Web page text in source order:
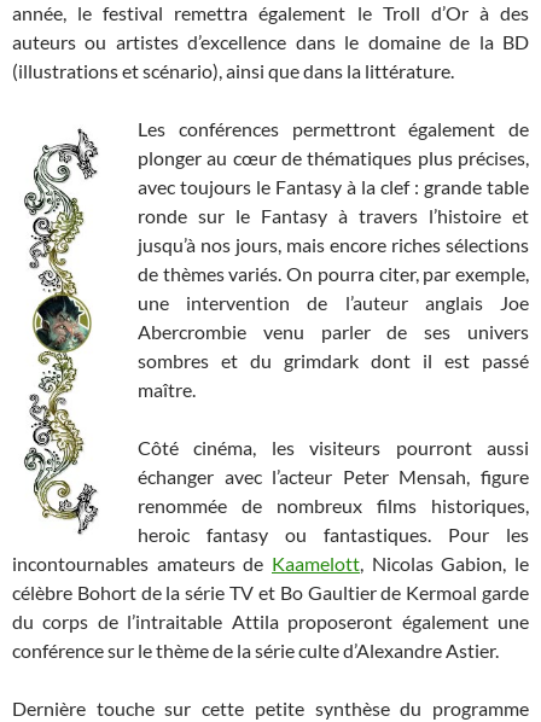
année, le festival remettra également le Troll d’Or à des
auteurs ou artistes d’excellence dans le domaine de la BD
(illustrations et scénario), ainsi que dans la littérature.
Les conférences permettront également de
plonger au cœur de thématiques plus précises,
avec toujours le Fantasy à la clef : grande table
ronde sur le Fantasy à travers l’histoire et
jusqu’à nos jours, mais encore riches sélections
de thèmes variés. On pourra citer, par exemple,
une intervention de l’auteur anglais Joe
Abercrombie venu parler de ses univers
sombres et du grimdark dont il est passé
maître.
Côté cinéma, les visiteurs pourront aussi
échanger avec l’acteur Peter Mensah, figure
renommée de nombreux films historiques,
heroic fantasy ou fantastiques. Pour les
incontournables amateurs de Kaamelott, Nicolas Gabion, le
célèbre Bohort de la série TV et Bo Gaultier de Kermoal garde
du corps de l’intraitable Attila proposeront également une
conférence sur le thème de la série culte d’Alexandre Astier.
Dernière touche sur cette petite synthèse du programme